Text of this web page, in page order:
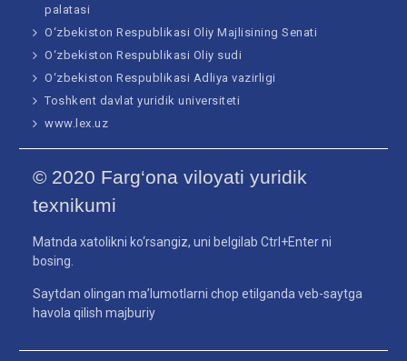
palatasi
O‘zbekiston Respublikasi Oliy Majlisining Senati
O‘zbekiston Respublikasi Oliy sudi
O‘zbekiston Respublikasi Adliya vazirligi
Toshkent davlat yuridik universiteti
www.lex.uz
© 2020 Farg‘ona viloyati yuridik
texnikumi
Matnda xatolikni ko‘rsangiz, uni belgilab Ctrl+Enter ni
bosing.
Saytdan olingan ma’lumotlarni chop etilganda veb-saytga
havola qilish majburiy